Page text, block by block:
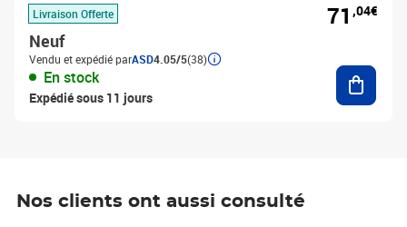
Livraison Offerte
Neuf
Vendu et expédié parASD4.05/5(38)
En stock
Expédié sous 11 jours
71 ,04€
Nos clients ont aussi consulté